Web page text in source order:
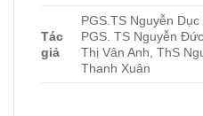
Tác
giả
PGS.TS Nguyễn
PGS. TS Nguyễn
Thị Vân Anh, ThS
Thanh Xuân